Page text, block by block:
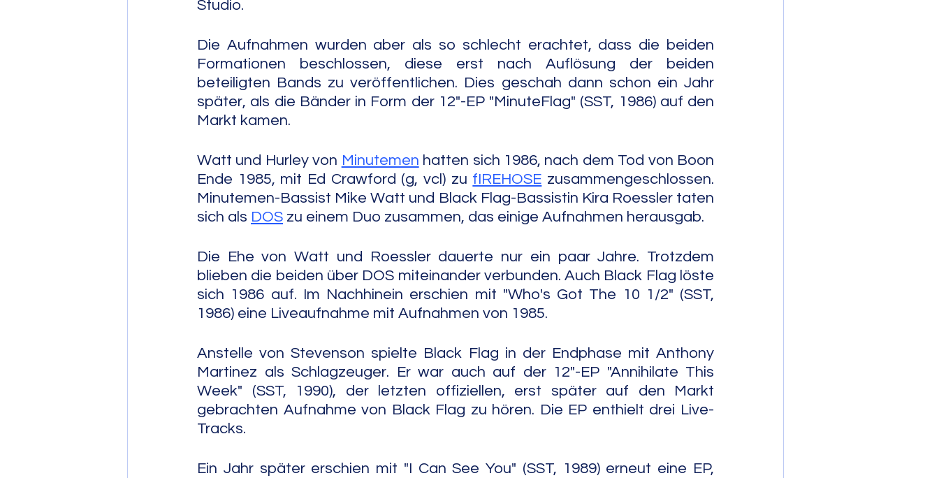
Studio.
Die Aufnahmen wurden aber als so schlecht erachtet, dass die beiden
Formationen beschlossen, diese erst nach Auflösung der beiden
beteiligten Bands zu veröffentlichen. Dies geschah dann schon ein Jahr
später, als die Bänder in Form der 12"-EP "MinuteFlag" (SST, 1986) auf den
Markt kamen.
Watt und Hurley von Minutemen hatten sich 1986, nach dem Tod von Boon
Ende 1985, mit Ed Crawford (g, vcl) zu fIREHOSE zusammengeschlossen.
Minutemen-Bassist Mike Watt und Black Flag-Bassistin Kira Roessler taten
sich als DOS zu einem Duo zusammen, das einige Aufnahmen herausgab.
Die Ehe von Watt und Roessler dauerte nur ein paar Jahre. Trotzdem
blieben die beiden über DOS miteinander verbunden. Auch Black Flag löste
sich 1986 auf. Im Nachhinein erschien mit "Who's Got The 10 1/2" (SST,
1986) eine Liveaufnahme mit Aufnahmen von 1985.
Anstelle von Stevenson spielte Black Flag in der Endphase mit Anthony
Martinez als Schlagzeuger. Er war auch auf der 12"-EP "Annihilate This
Week" (SST, 1990), der letzten offiziellen, erst später auf den Markt
gebrachten Aufnahme von Black Flag zu hören. Die EP enthielt drei Live-
Tracks.
Ein Jahr später erschien mit "I Can See You" (SST, 1989) erneut eine EP,